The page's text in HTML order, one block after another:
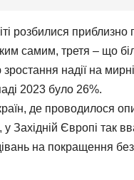
розбилися приблизно
самим, третя – що
надії на
2023 було 26%.
де проводилося
Західній Європі так
на покращення